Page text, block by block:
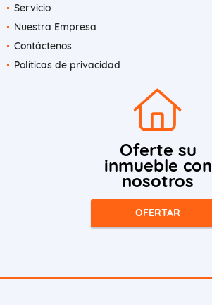
Servicio
Nuestra Empresa
Contáctenos
Políticas de privacidad
Oferte su
inmueble con
nosotros
OFERTAR